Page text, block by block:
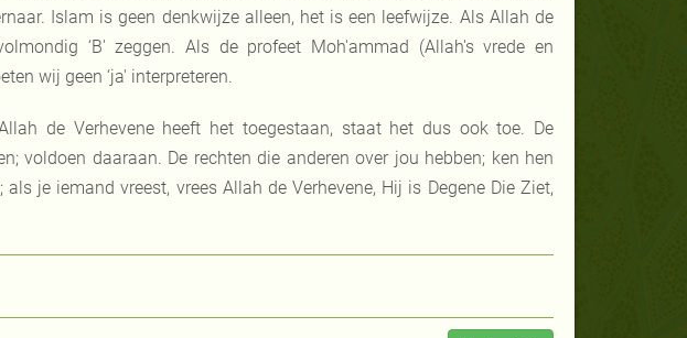
Islam is geen denkwijze alleen, het is een leefwijze. Als Allah de
‘B' zeggen. Als de profeet Moh'ammad (Allah's vrede en
wij geen ‘ja' interpreteren.
de Verhevene heeft het toegestaan, staat het dus ook toe. De
voldoen daaraan. De rechten die anderen over jou hebben; ken hen
je iemand vreest, vrees Allah de Verhevene, Hij is Degene Die Ziet,